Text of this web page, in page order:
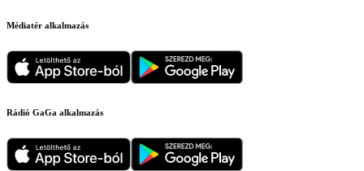
Médiatér alkalmazás
Rádió GaGa alkalmazás